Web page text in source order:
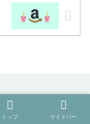
トップ サイドバー